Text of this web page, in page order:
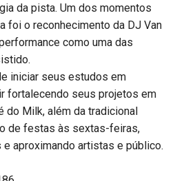
da pista. Um dos momentos
foi o reconhecimento da DJ Van
como uma das
iniciar seus estudos em
fortalecendo seus projetos em
do Milk, além da tradicional
de festas às sextas-feiras,
aproximando artistas e público.